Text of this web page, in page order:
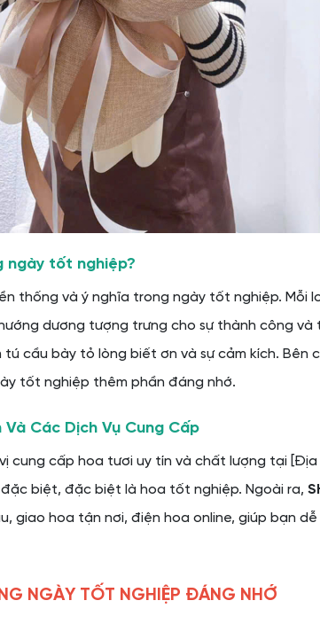
chúc thành công
Tươi Nguyễn Minh
tốt nghiệp
Hoa Tươi Nguyễn Minh
ngày tốt nghiệp?
thống và ý nghĩa trong ngày tốt nghiệp. Mỗi
dương tượng trưng cho sự thành công
cầu bày tỏ lòng biết ơn và sự cảm kích. Bên
tốt nghiệp thêm phần đáng nhớ.
Các Dịch Vụ Cung Cấp
cung cấp hoa tươi uy tín và chất lượng tại
biệt, đặc biệt là hoa tốt nghiệp. Ngoài ra,
giao hoa tận nơi, điện hoa online, giúp bạn
NGÀY TỐT NGHIỆP ĐÁNG NHỚ